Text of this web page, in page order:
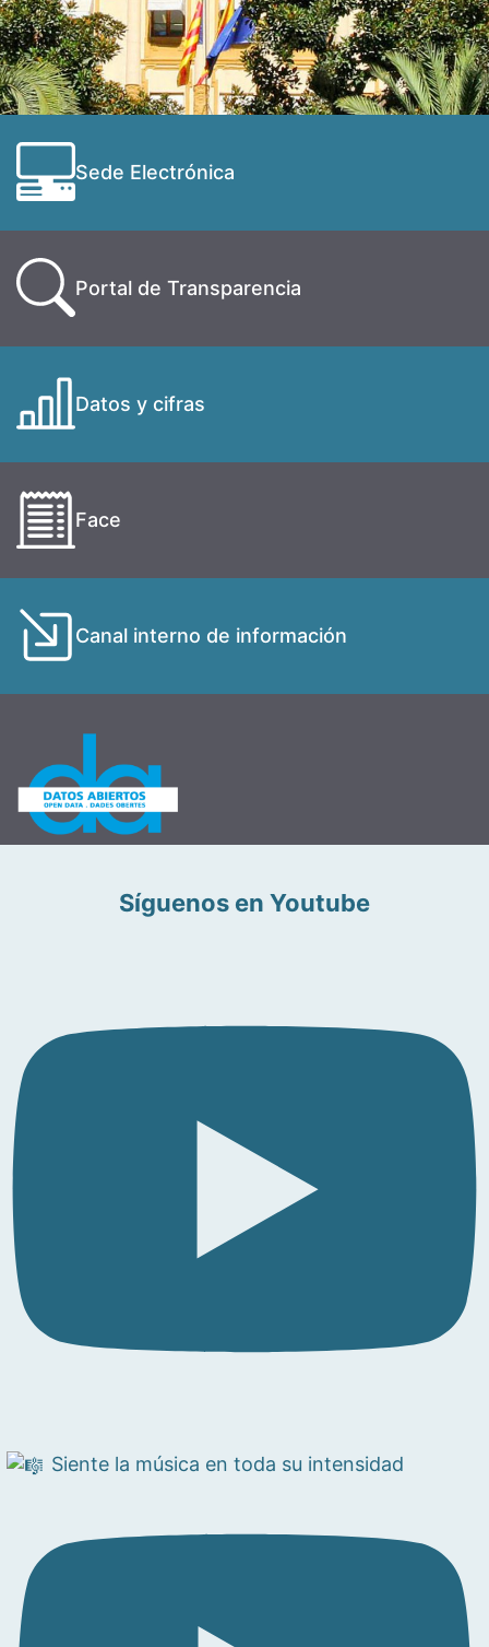
Sede Electrónica
Portal de Transparencia
Datos y cifras
Face
Canal interno de información
Síguenos en Youtube
Siente la música en toda su intensidad